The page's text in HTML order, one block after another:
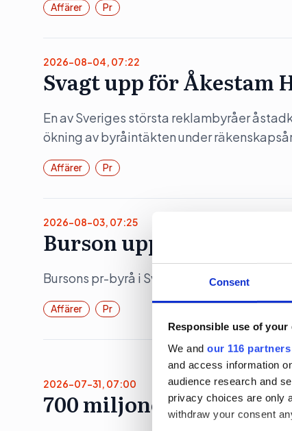
Consent
Responsible use of your
We and our 116 partners
and access information
audience research and
privacy choices are only
withdraw your consent
Affärer Pr
2026-08-04, 07:22
Svagt upp för Åkestam
En av Sveriges största reklambyråer
ökning av byråintäkten under
Affärer Pr
2026-08-03, 07:25
Burson upp 19 procent
Bursons pr-byrå i Sverige ökade både
Affärer Pr
2026-07-31, 07:00
700 miljoner för Rud